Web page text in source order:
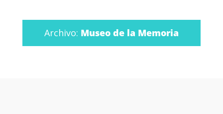
Archivo: Museo de la Memoria